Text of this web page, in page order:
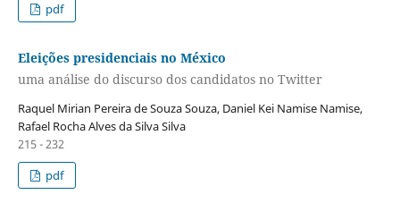
pdf
Eleições presidenciais no México
uma análise do discurso dos candidatos no Twitter
Raquel Mirian Pereira de Souza Souza, Daniel Kei Namise Namise,
Rafael Rocha Alves da Silva Silva
215 - 232
pdf